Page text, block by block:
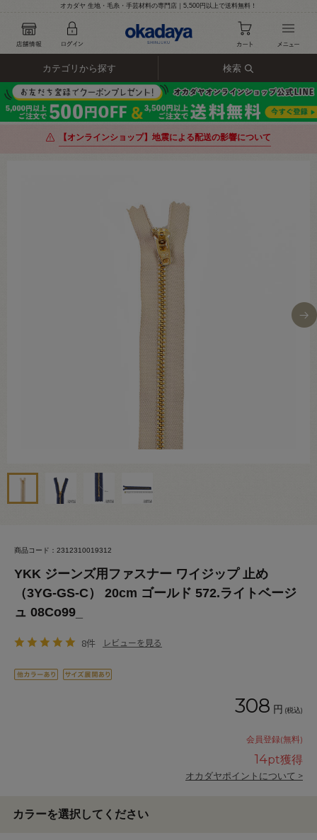
オカダヤ 生地・毛糸・手芸材料の専門店｜5,500円以上で送料無料！
カテゴリから探す 検索
【オンラインショップ】地震による配送の影響について
商品コード：2312310019312
YKK ジーンズ用ファスナー ワイジップ 止め
（3YG-GS-C） 20cm ゴールド 572.ライトベージ
ュ 08Co99_
8件 レビューを見る
308 円 (税込)
会員登録(無料)
14pt獲得
オカダヤポイントについて >
カラーを選択してください